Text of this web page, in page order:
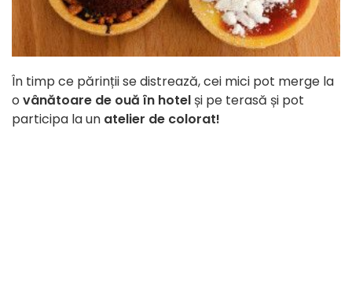
În timp ce părinții se distrează, cei mici pot merge la
o vânătoare de ouă în hotel și pe terasă și pot
participa la un atelier de colorat!